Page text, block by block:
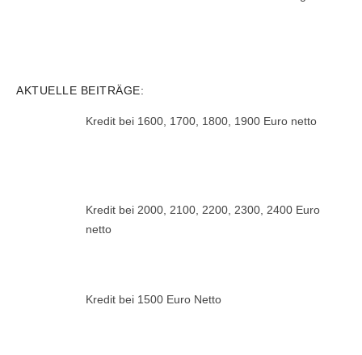
AKTUELLE BEITRÄGE:
Kredit bei 1600, 1700, 1800, 1900 Euro netto
Kredit bei 2000, 2100, 2200, 2300, 2400 Euro
netto
Kredit bei 1500 Euro Netto